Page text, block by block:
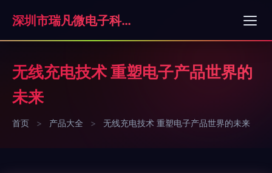
深圳市瑞凡微电子科技有限公司
无线充电技术 重塑电子产品世界的
未来
首页 > 产品大全 > 无线充电技术 重塑电子产品世界的未来